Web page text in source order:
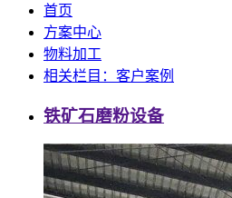
首页
方案中心
物料加工
相关栏目：客户案例
铁矿石磨粉设备